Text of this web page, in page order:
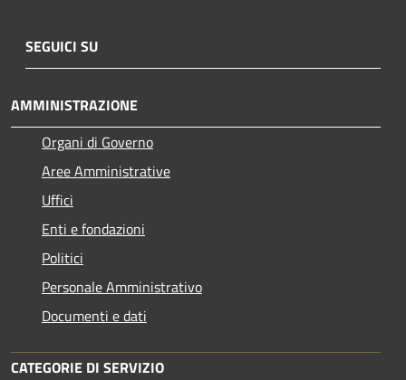
SEGUICI SU
AMMINISTRAZIONE
Organi di Governo
Aree Amministrative
Uffici
Enti e fondazioni
Politici
Personale Amministrativo
Documenti e dati
CATEGORIE DI SERVIZIO